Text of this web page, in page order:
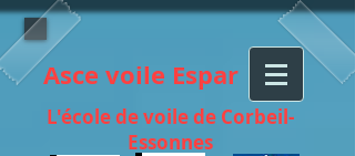
Asce voile Espar
L'école de voile de Corbeil-
Essonnes